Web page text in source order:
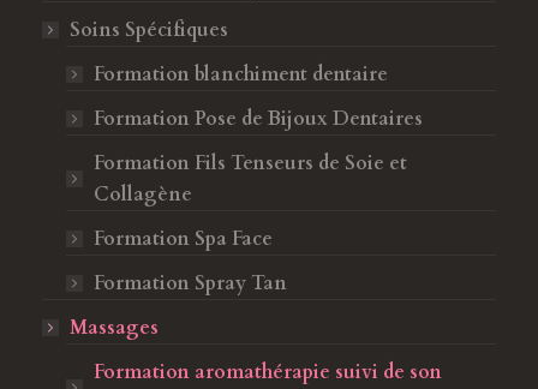
Soins Spécifiques
Formation blanchiment dentaire
Formation Pose de Bijoux Dentaires
Formation Fils Tenseurs de Soie et
Collagène
Formation Spa Face
Formation Spray Tan
Massages
Formation aromathérapie suivi de son